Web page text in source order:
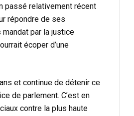
passé relativement récent
répondre de ses
par la justice
écoper d’une
et continue de détenir ce
de parlement. C’est en
contre la plus haute